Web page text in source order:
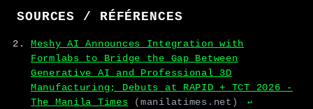
SOURCES / RÉFÉRENCES
Meshy AI Announces Integration with
Formlabs to Bridge the Gap Between
Generative AI and Professional 3D
Manufacturing; Debuts at RAPID + TCT 2026 -
The Manila Times
(manilatimes.net) ↩